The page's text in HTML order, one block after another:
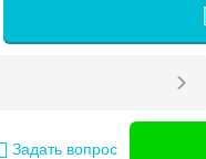
Задать вопрос